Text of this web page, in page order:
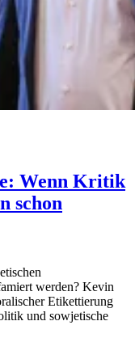
Wenn Kritik
schon
werden? Kevin
Etikettierung
und sowjetische